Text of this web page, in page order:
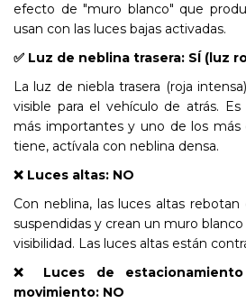
efecto de "muro blanco" que
usan con las luces bajas activadas.
✅ Luz de neblina trasera: SÍ (luz
La luz de niebla trasera (roja
visible para el vehículo de atrás.
más importantes y uno de los más
tiene, actívala con neblina densa.
❌ Luces altas: NO
Con neblina, las luces altas
suspendidas y crean un muro
visibilidad. Las luces altas están
❌ Luces de
movimiento: NO